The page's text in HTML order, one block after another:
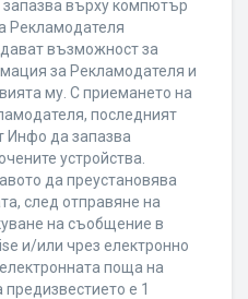
върху компютър
Рекламодателя
възможност за
за Рекламодателя и
му. С приемането на
последният
Инфо да запазва
устройства.
да преустановява
след отправяне на
на съобщение в
и/или чрез електронно
поща на
е 1